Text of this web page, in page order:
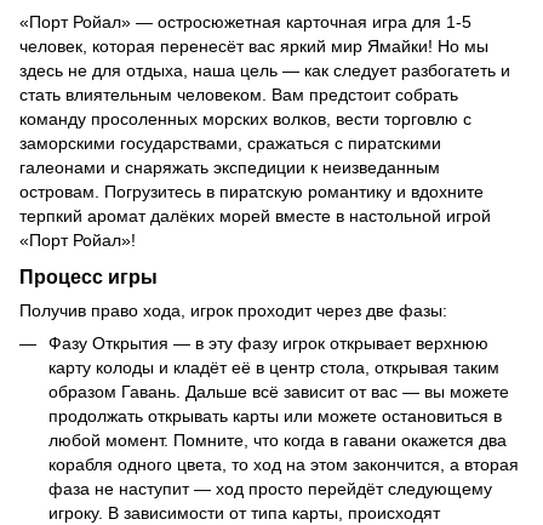
«Порт Ройал» — остросюжетная карточная игра для 1-5
человек, которая перенесёт вас яркий мир Ямайки! Но мы
здесь не для отдыха, наша цель — как следует разбогатеть и
стать влиятельным человеком. Вам предстоит собрать
команду просоленных морских волков, вести торговлю с
заморскими государствами, сражаться с пиратскими
галеонами и снаряжать экспедиции к неизведанным
островам. Погрузитесь в пиратскую романтику и вдохните
терпкий аромат далёких морей вместе в настольной игрой
«Порт Ройал»!
Процесс игры
Получив право хода, игрок проходит через две фазы:
Фазу Открытия — в эту фазу игрок открывает верхнюю
карту колоды и кладёт её в центр стола, открывая таким
образом Гавань. Дальше всё зависит от вас — вы можете
продолжать открывать карты или можете остановиться в
любой момент. Помните, что когда в гавани окажется два
корабля одного цвета, то ход на этом закончится, а вторая
фаза не наступит — ход просто перейдёт следующему
игроку. В зависимости от типа карты, происходят